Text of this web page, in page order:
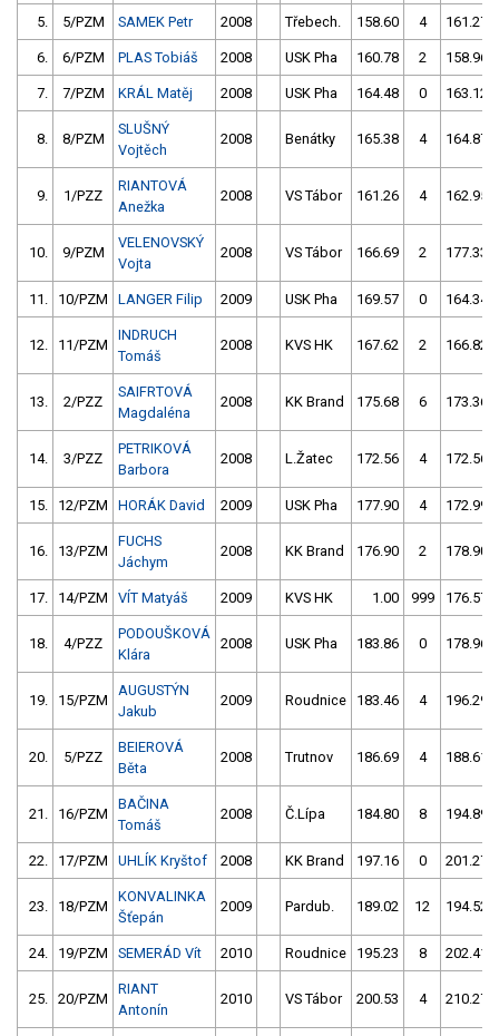
5. 5/PZM SAMEK Petr 2008 Třebech. 158.60 4 161.27
6. 6/PZM PLAS Tobiáš 2008 USK Pha 160.78 2 158.96
7. 7/PZM KRÁL Matěj 2008 USK Pha 164.48 0 163.12
8. 8/PZM
SLUŠNÝ
Vojtěch
2008 Benátky 165.38 4 164.87
9. 1/PZZ
RIANTOVÁ
Anežka
2008 VS Tábor 161.26 4 162.95
10. 9/PZM
VELENOVSKÝ
Vojta
2008 VS Tábor 166.69 2 177.33
11. 10/PZM LANGER Filip 2009 USK Pha 169.57 0 164.34
12. 11/PZM
INDRUCH
Tomáš
2008 KVS HK 167.62 2 166.82
13. 2/PZZ
SAIFRTOVÁ
Magdaléna
2008 KK Brand 175.68 6 173.36
14. 3/PZZ
PETRIKOVÁ
Barbora
2008 L.Žatec 172.56 4 172.56
15. 12/PZM HORÁK David 2009 USK Pha 177.90 4 172.99
16. 13/PZM
FUCHS
Jáchym
2008 KK Brand 176.90 2 178.90
17. 14/PZM VÍT Matyáš 2009 KVS HK 1.00 999 176.57
18. 4/PZZ
PODOUŠKOVÁ
Klára
2008 USK Pha 183.86 0 178.96
19. 15/PZM
AUGUSTÝN
Jakub
2009 Roudnice 183.46 4 196.29
20. 5/PZZ
BEIEROVÁ
Běta
2008 Trutnov 186.69 4 188.61
21. 16/PZM
BAČINA
Tomáš
2008 Č.Lípa 184.80 8 194.89
22. 17/PZM UHLÍK Kryštof 2008 KK Brand 197.16 0 201.27
23. 18/PZM
KONVALINKA
Šťepán
2009 Pardub. 189.02 12 194.52
24. 19/PZM SEMERÁD Vít 2010 Roudnice 195.23 8 202.41
25. 20/PZM
RIANT
Antonín
2010 VS Tábor 200.53 4 210.27